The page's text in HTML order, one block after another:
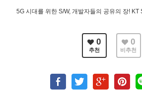
5G 시대를 위한 S/W, 개발자들의 공유의 장!
0
추천
0
비추천